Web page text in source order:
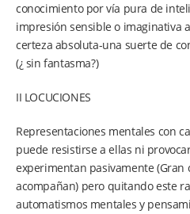
conocimiento por vía pura de
impresión sensible o imaginativa
certeza absoluta-una suerte de
(¿ sin fantasma?)
II LOCUCIONES
Representaciones mentales con
puede resistirse a ellas ni
experimentan pasivamente (Gran
acompañan) pero quitando este
automatismos mentales y